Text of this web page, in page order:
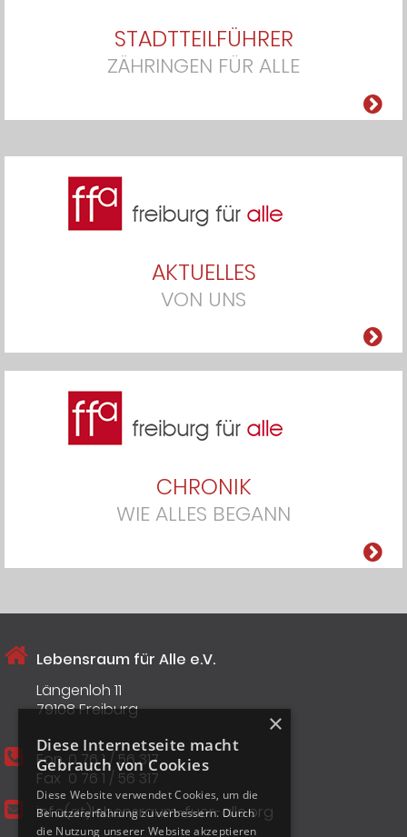
STADTTEILFÜHRER
ZÄHRINGEN FÜR ALLE
AKTUELLES
VON UNS
CHRONIK
WIE ALLES BEGANN
Lebensraum für Alle e.V.
Längenloh 11
79108 Freiburg
Fon 0 76 1 / 56 317
Fax 0 76 1 / 56 317
info(at)lebensraum-fuer-alle.org
×
Diese Internetseite macht
Gebrauch von Cookies
Diese Website verwendet Cookies, um die
Benutzererfahrung zu verbessern. Durch
die Nutzung unserer Website akzeptieren